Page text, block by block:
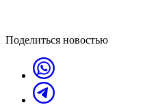
Поделиться новостью